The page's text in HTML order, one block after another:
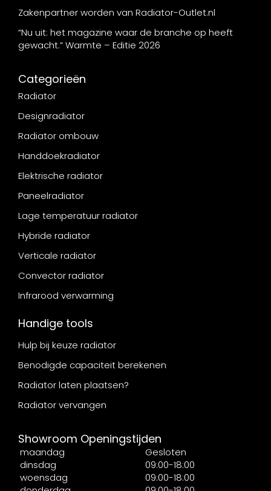
Zakenpartner worden van Radiator-Outlet.nl
“Nu uit: het magazine waar de branche op heeft
gewacht.” Warmte – Editie 2026
Categorieën
Radiator
Designradiator
Radiator ombouw
Handdoekradiator
Elektrische radiator
Paneelradiator
Lage temperatuur radiator
Hybride radiator
Verticale radiator
Convector radiator
Infrarood verwarming
Handige tools
Hulp bij keuze radiator
Benodigde capaciteit berekenen
Radiator laten plaatsen?
Radiator vervangen
Showroom Openingstijden
maandag
Gesloten
dinsdag
09:00-18:00
woensdag
09:00-18:00